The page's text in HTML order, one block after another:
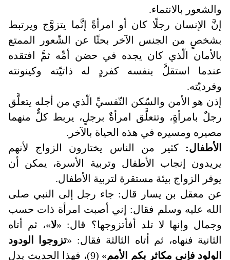
والشعور بالانتماء.
إنَّ الإنسان رجلًا كان أو امرأةً إنَّما يتزوَّج ويرتبط
بشخصٍ من الجنس الآخر بحثًا عن الشّعور الممتع
بالأمان الّذي كان يجده في حضن أمِّه ثمَّ افتقده
عندما استقلَّ بنفسه كفردٍ له ذاتيّته وكينونته
وفرديّته.
إذن هو الأمن والسّكن النّفسيِّ الّذي من أجله يتعلَّق
رجلٌ بامرأةٍ، وتتعلَّق امرأةٌ برجلٍ، يربط كلٌّ منهما
مصيره ومسيره في هذه الحياة بالآخر.
الأطفال: كثير من الناس يختارون الزواج لأنهم
يريدون إنجاب الأطفال وتربية الأسرة، يمكن أن
يوفر الزواج بيئة مستقرة لتربية الأطفال.
عن معقل بن يسار قال: جاء رجل إلى النبي صلى
الله عليه وسلم فقال: إني أصبت امرأة ذات حسب
وجمال وإنها لا تلد أفأتزوجها؟ قال: «لا»، ثم أتاه
الثانية فنهاه، ثم أتاه الثالثة فقال: «تزوجوا الودود
الولود فإني مكاثر بكم الأمم
» (9)، فهذا الحديث يدل